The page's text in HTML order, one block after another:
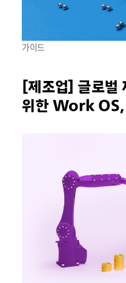
가이드
[제조업] 글로벌
위한 Work